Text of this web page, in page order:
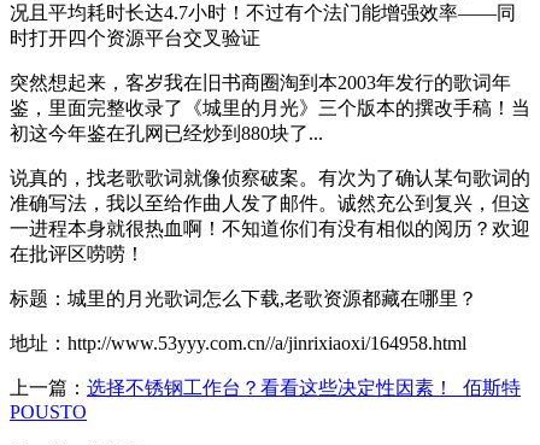
况且平均耗时长达4.7小时！不过有个法门能增强效率——同
时打开四个资源平台交叉验证
突然想起来，客岁我在旧书商圈淘到本2003年发行的歌词年
鉴，里面完整收录了《城里的月光》三个版本的撰改手稿！当
初这今年鉴在孔网已经炒到880块了...
说真的，找老歌歌词就像侦察破案。有次为了确认某句歌词的
准确写法，我以至给作曲人发了邮件。诚然充公到复兴，但这
一进程本身就很热血啊！不知道你们有没有相似的阅历？欢迎
在批评区唠唠！
标题：城里的月光歌词怎么下载,老歌资源都藏在哪里？
地址：http://www.53yyy.com.cn//a/jinrixiaoxi/164958.html
上一篇： 选择不锈钢工作台？看看这些决定性因素！_佰斯特
POUSTO